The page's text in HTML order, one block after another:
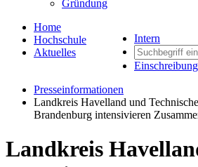
Gründung
Intern
Einschreibung
Home
Hochschule
Aktuelles
Presseinformationen
Landkreis Havelland und
Brandenburg intensivieren
Landkreis